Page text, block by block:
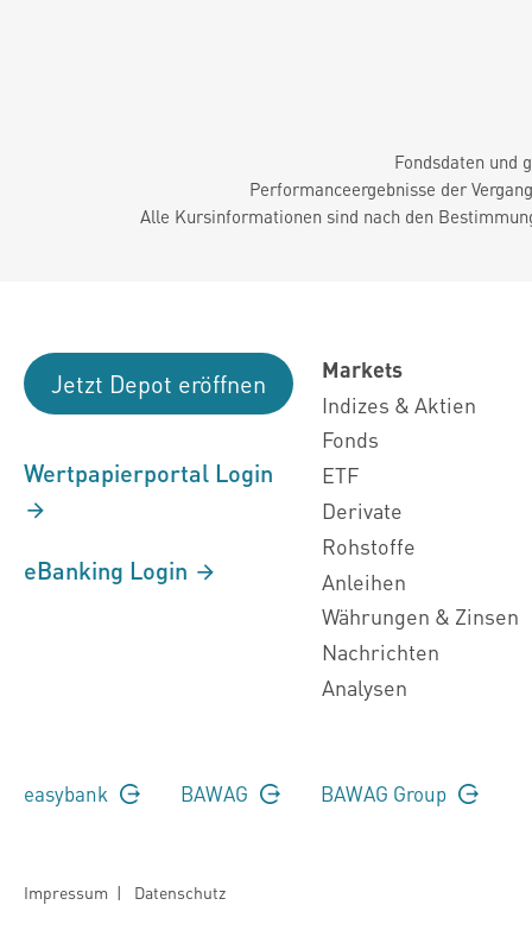
Fondsdaten und
Performanceergebnisse der
Alle Kursinformationen sind nach den
Jetzt Depot eröffnen
Wertpapierportal Login
eBanking Login
Markets
Indizes & Aktien
Fonds
ETF
Derivate
Rohstoffe
Anleihen
Währungen & Zinsen
Nachrichten
Analysen
easybank BAWAG BAWAG Group
Impressum | Datenschutz